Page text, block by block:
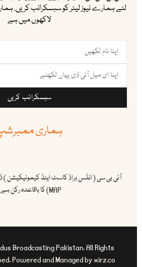
لئے ہمارے نیوز لیٹر کو سبسکرائب کریں.
لاکھوں میں ہے
سبسکرائب کریں
ہماری
MAP) کا باقاعدہ رکن ہے ۔
Broadcasting Pakistan. All Rights
Powered and Managed by xirz.co